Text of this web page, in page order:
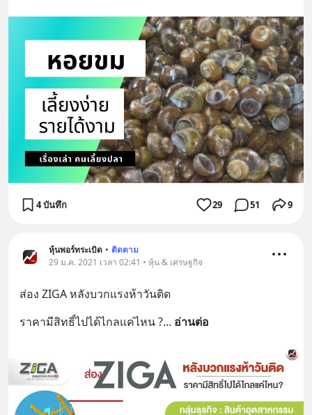
4 บันทึก 29 51 9
หุ้นพอร์ทระเบิด • ติดตาม
29 ม.ค. 2021 เวลา 02:41 • หุ้น & เศรษฐกิจ
ส่อง ZIGA หลังบวกแรงห้าวันติด
ราคามีสิทธิ์ไปได้ไกลแค่ไหน ?... อ่านต่อ